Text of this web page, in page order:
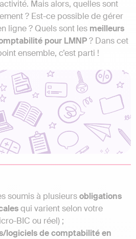
Mais alors, quelles sont
? Est-ce possible de gérer
ligne ? Quels sont les meilleurs
pour LMNP? Dans cet
ensemble, c’est parti !
soumis à plusieursobligations
qui varient selon votre
BIC ou réel) ;
logiciels de comptabilité en